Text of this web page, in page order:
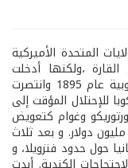
المتحدة الأميركية
،ولكنها أدخلت
نفسهافي حرب مع إسبانيا حول القضية الكوبية عام 1895 وانتصرت
للإحتلال المؤقت إلى
وغوام كتعويض
دولار. و بعد ثلاث
بريطانيا حول حدود فنزويلا، و